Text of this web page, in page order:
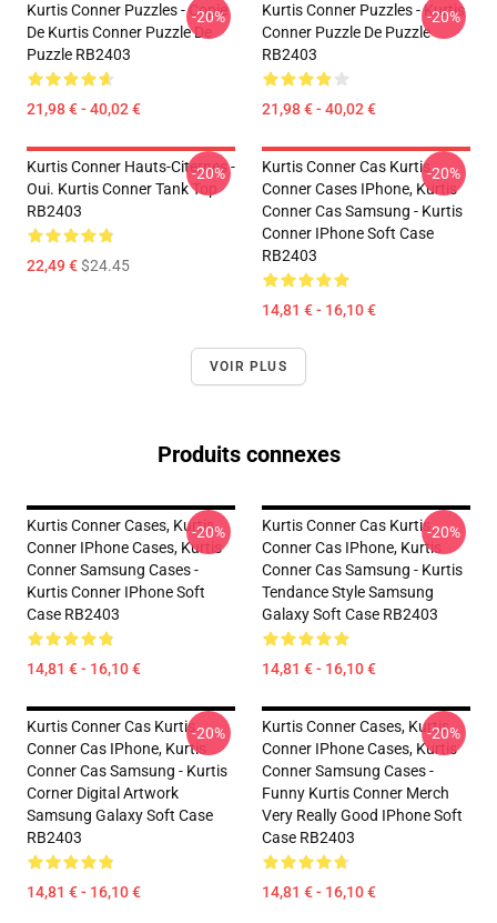
Kurtis Conner Puzzles - Copie
De Kurtis Conner Puzzle De
Puzzle RB2403
21,98 € - 40,02 €
-20%
Kurtis Conner Puzzles - Kurtis
Conner Puzzle De Puzzle
RB2403
21,98 € - 40,02 €
-20%
Kurtis Conner Hauts-Citernes -
Oui. Kurtis Conner Tank Top
RB2403
22,49 €$24.45
-20%
Kurtis Conner Cas Kurtis
Conner Cases IPhone, Kurtis
Conner Cas Samsung - Kurtis
Conner IPhone Soft Case
RB2403
14,81 € - 16,10 €
-20%
VOIR PLUS
Produits connexes
Kurtis Conner Cases, Kurtis
Conner IPhone Cases, Kurtis
Conner Samsung Cases -
Kurtis Conner IPhone Soft
Case RB2403
14,81 € - 16,10 €
-20%
Kurtis Conner Cas Kurtis
Conner Cas IPhone, Kurtis
Conner Cas Samsung - Kurtis
Tendance Style Samsung
Galaxy Soft Case RB2403
14,81 € - 16,10 €
-20%
Kurtis Conner Cas Kurtis
Conner Cas IPhone, Kurtis
Conner Cas Samsung - Kurtis
Corner Digital Artwork
Samsung Galaxy Soft Case
RB2403
14,81 € - 16,10 €
-20%
Kurtis Conner Cases, Kurtis
Conner IPhone Cases, Kurtis
Conner Samsung Cases -
Funny Kurtis Conner Merch
Very Really Good IPhone Soft
Case RB2403
14,81 € - 16,10 €
-20%